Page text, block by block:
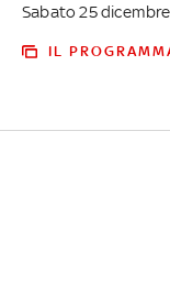
Sabato 25
IL